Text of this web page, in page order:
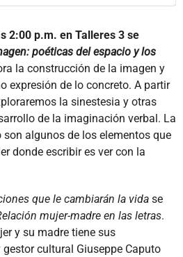
2:00 p.m. en Talleres 3 se
poéticas del espacio y los
la construcción de la imagen y
expresión de lo concreto. A partir
la sinestesia y otras
de la imaginación verbal. La
son algunos de los elementos que
donde escribir es ver con la
que le cambiarán la vida se
mujer-madre en las letras.
y su madre tiene sus
cultural Giuseppe Caputo